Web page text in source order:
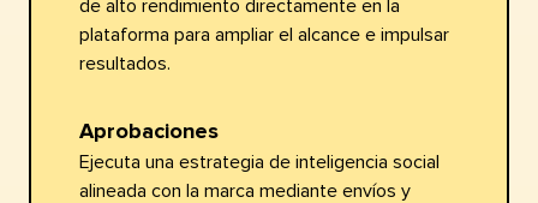
de alto rendimiento directamente en la
plataforma para ampliar el alcance e impulsar
resultados.​​
Aprobaciones​​
Ejecuta una estrategia de inteligencia social
alineada con la marca mediante envíos y